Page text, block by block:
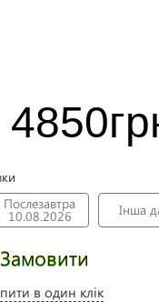
4850
Послезавтра
10.08.2026 Інша
Замовити
в один клік